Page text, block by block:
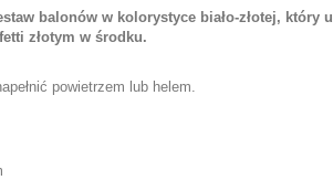
balonów w kolorystyce biało-złotej,
złotym w środku.
powietrzem lub helem.